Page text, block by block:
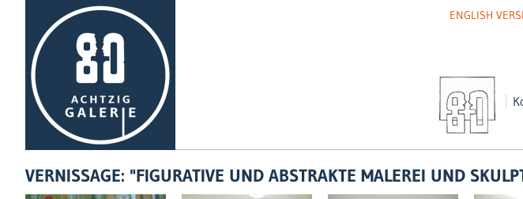
Navigation
überspringen
NAVIGATION
ENGLISH
VERNISSAGE: "FIGURATIVE UND ABSTRAKTE MALEREI UND